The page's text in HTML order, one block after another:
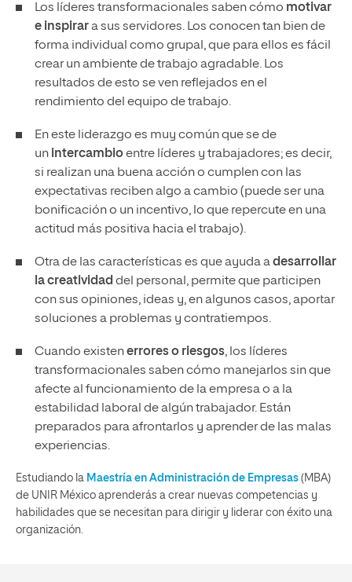
Los líderes transformacionales saben cómo motivar
e inspirara sus servidores. Los conocen tan bien de
forma individual como grupal, que para ellos es fácil
crear un ambiente de trabajo agradable. Los
resultados de esto se ven reflejados en el
rendimiento del equipo de trabajo.
En este liderazgo es muy común que se de
un intercambioentre líderes y trabajadores; es decir,
si realizan una buena acción o cumplen con las
expectativas reciben algo a cambio (puede ser una
bonificación o un incentivo, lo que repercute en una
actitud más positiva hacia el trabajo).
Otra de las características es que ayuda adesarrollar
la creatividad del personal, permite que participen
con sus opiniones, ideas y, en algunos casos, aportar
soluciones a problemas y contratiempos.
Cuando existenerrores o riesgos, los líderes
transformacionales saben cómo manejarlos sin que
afecte al funcionamiento de la empresa o a la
estabilidad laboral de algún trabajador. Están
preparados para afrontarlos y aprender de las malas
experiencias.
Estudiando la Maestría en Administración de Empresas (MBA)
de UNIR México aprenderás a crear nuevas competencias y
habilidades que se necesitan para dirigir y liderar con éxito una
organización.